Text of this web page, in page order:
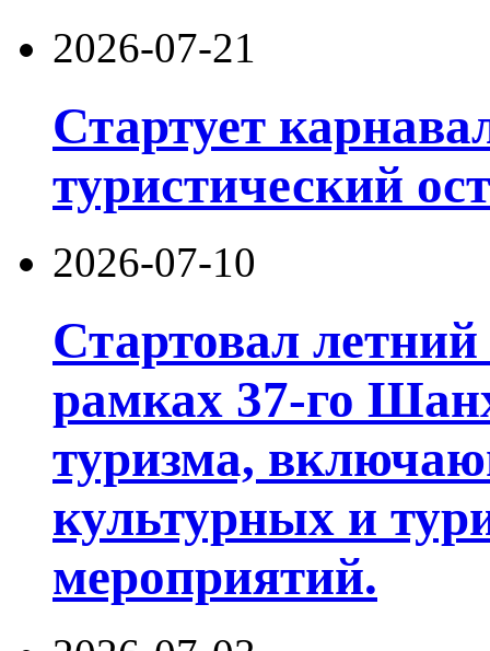
2026-07-21
Стартует
туристический
2026-07-10
Стартовал
рамках 37-го
туризма,
культурных и
мероприятий.